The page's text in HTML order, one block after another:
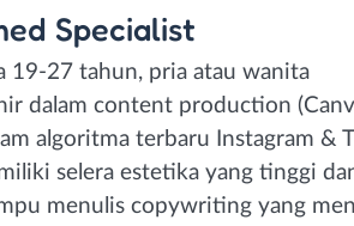
Specialist
19-27 tahun, pria atau wanita
dalam content production
algoritma terbaru Instagram &
selera estetika yang tinggi
menulis copywriting yang